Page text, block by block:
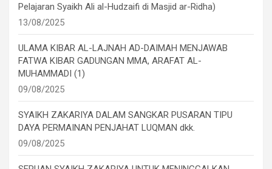
Pelajaran Syaikh Ali al-Hudzaifi di Masjid ar-Ridha)
13/08/2025
ULAMA KIBAR AL-LAJNAH AD-DAIMAH MENJAWAB
FATWA KIBAR GADUNGAN MMA, ARAFAT AL-
MUHAMMADI (1)
09/08/2025
SYAIKH ZAKARIYA DALAM SANGKAR PUSARAN TIPU
DAYA PERMAINAN PENJAHAT LUQMAN dkk.
09/08/2025